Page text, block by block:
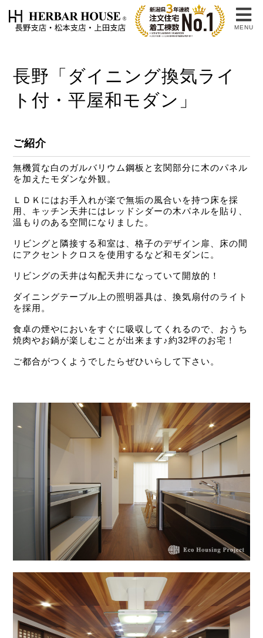
MENU
長野「ダイニング換気ライ
ト付・平屋和モダン」
ご紹介
無機質な白のガルバリウム鋼板と玄関部分に木のパネル
を加えたモダンな外観。
ＬＤＫにはお手入れが楽で無垢の風合いを持つ床を採
用、キッチン天井にはレッドシダーの木パネルを貼り、
温もりのある空間になりました。
リビングと隣接する和室は、格子のデザイン扉、床の間
にアクセントクロスを使用するなど和モダンに。
リビングの天井は勾配天井になっていて開放的！
ダイニングテーブル上の照明器具は、換気扇付のライト
を採用。
食卓の煙やにおいをすぐに吸収してくれるので、おうち
焼肉やお鍋が楽しむことが出来ます♪約32坪のお宅！
ご都合がつくようでしたらぜひいらして下さい。